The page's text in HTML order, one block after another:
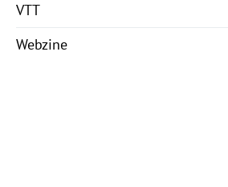
VTT
Webzine